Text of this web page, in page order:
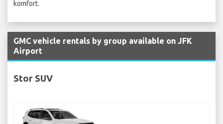
komfort.
GMC vehicle rentals by group available on JFK
Airport
Stor SUV